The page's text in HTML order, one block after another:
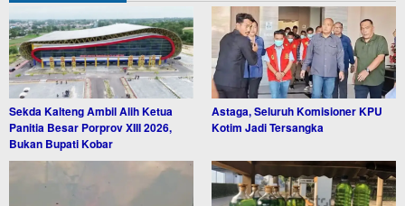
Sekda Kalteng Ambil Alih Ketua
Panitia Besar Porprov XIII 2026,
Bukan Bupati Kobar
Astaga, Seluruh Komisioner KPU
Kotim Jadi Tersangka